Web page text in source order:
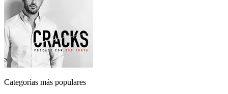
Categorías más populares